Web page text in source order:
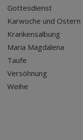
Gottesdienst
Karwoche und Ostern
Krankensalbung
Maria Magdalena
Taufe
Versöhnung
Weihe